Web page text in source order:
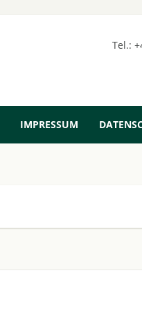
Tel.:
IMPRESSUM